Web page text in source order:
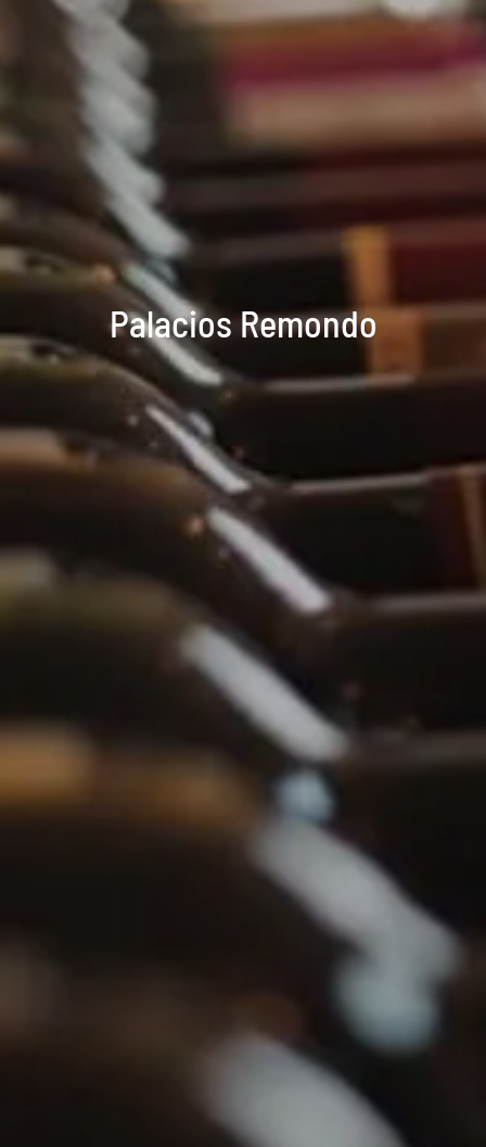
Palacios Remondo